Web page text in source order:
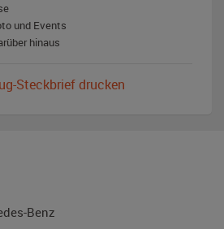
und Events
hinaus
Steckbrief drucken
Benz